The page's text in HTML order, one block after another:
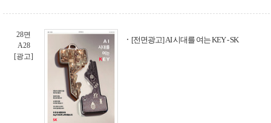
28면
A28
[광고]
[전면광고] AI 시대를 여는 KEY - SK